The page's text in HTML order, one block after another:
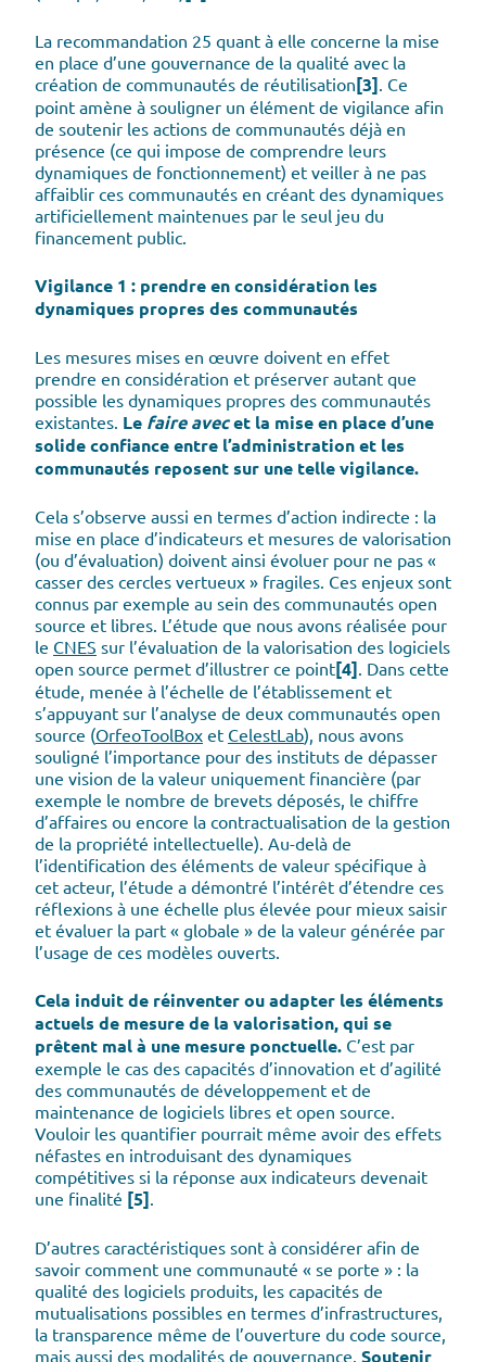
La recommandation 25 quant à elle concerne la mise
en place d’une gouvernance de la qualité avec la
création de communautés de réutilisation[3]. Ce
point amène à souligner un élément de vigilance afin
de soutenir les actions de communautés déjà en
présence (ce qui impose de comprendre leurs
dynamiques de fonctionnement) et veiller à ne pas
affaiblir ces communautés en créant des dynamiques
artificiellement maintenues par le seul jeu du
financement public.
Vigilance 1 : prendre en considération les
dynamiques propres des communautés
Les mesures mises en œuvre doivent en effet
prendre en considération et préserver autant que
possible les dynamiques propres des communautés
existantes. Le faire avecet la mise en place d’une
solide confiance entre l’administration et les
communautés reposent sur une telle vigilance.
Cela s’observe aussi en termes d’action indirecte : la
mise en place d’indicateurs et mesures de valorisation
(ou d’évaluation) doivent ainsi évoluer pour ne pas «
casser des cercles vertueux » fragiles. Ces enjeux sont
connus par exemple au sein des communautés open
source et libres. L’étude que nous avons réalisée pour
le CNES sur l’évaluation de la valorisation des logiciels
open source permet d’illustrer ce point[4]. Dans cette
étude, menée à l’échelle de l’établissement et
s’appuyant sur l’analyse de deux communautés open
source (OrfeoToolBox et CelestLab), nous avons
souligné l’importance pour des instituts de dépasser
une vision de la valeur uniquement financière (par
exemple le nombre de brevets déposés, le chiffre
d’affaires ou encore la contractualisation de la gestion
de la propriété intellectuelle). Au-delà de
l’identification des éléments de valeur spécifique à
cet acteur, l’étude a démontré l’intérêt d’étendre ces
réflexions à une échelle plus élevée pour mieux saisir
et évaluer la part « globale » de la valeur générée par
l’usage de ces modèles ouverts.
Cela induit de réinventer ou adapter les éléments
actuels de mesure de la valorisation, qui se
prêtent mal à une mesure ponctuelle. C’est par
exemple le cas des capacités d’innovation et d’agilité
des communautés de développement et de
maintenance de logiciels libres et open source.
Vouloir les quantifier pourrait même avoir des effets
néfastes en introduisant des dynamiques
compétitives si la réponse aux indicateurs devenait
une finalité [5].
D’autres caractéristiques sont à considérer afin de
savoir comment une communauté « se porte » : la
qualité des logiciels produits, les capacités de
mutualisations possibles en termes d’infrastructures,
la transparence même de l’ouverture du code source,
mais aussi des modalités de gouvernance. Soutenir